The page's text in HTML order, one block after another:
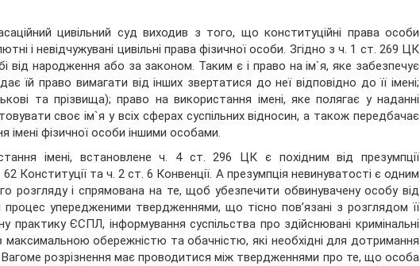
цивільний суд виходив з того, що конституційні права особи
і невідчужувані цивільні права фізичної особи. Згідно з ч. 1 ст. 269 ЦК
від народження або за законом. Таким є і право на ім`я, яке забезпечує
їй право вимагати від інших звертатися до неї відповідно до її імені;
та прізвища); право на використання імені, яке полягає у наданні
своє ім`я у всіх сферах суспільних відносин, а також передбачає
фізичної особи іншими особами.
імені, встановлене ч. 4 ст. 296 ЦК є похідним від презумпції
Конституції та ч. 2 ст. 6 Конвенції. А презумпція невинуватості є одним
розгляду і спрямована на те, щоб убезпечити обвинувачену особу від
процес упередженими твердженнями, що тісно повʼязані з розглядом її
практику ЄСПЛ, інформування суспільства про здійснювані кримінальні
максимальною обережністю та обачністю, які необхідні для дотримання
Вагоме розрізнення має проводитися між твердженнями про те, що особа